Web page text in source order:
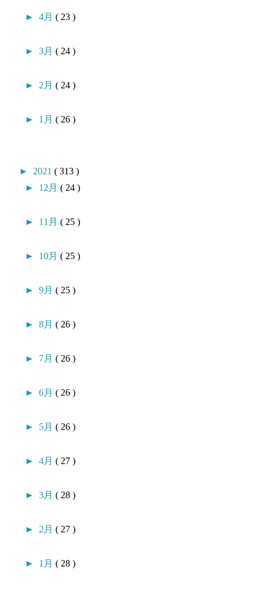
►4月( 23 )
►3月( 24 )
► 2月( 24 )
► 1月( 26 )
► 2021( 313 )
► 12月( 24 )
► 11月( 25 )
► 10月( 25 )
►9月( 25 )
►8月( 26 )
► 7月( 26 )
►6月( 26 )
► 5月( 26 )
►4月( 27 )
►3月( 28 )
► 2月( 27 )
► 1月( 28 )